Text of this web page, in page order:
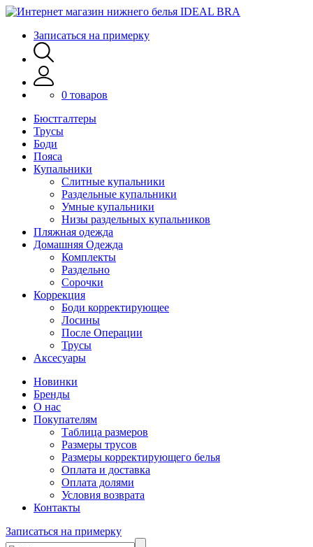
Записаться на примерку
0 товаров
Бюстгалтеры
Трусы
Боди
Пояса
Купальники
Слитные купальники
Раздельные купальники
Умные купальники
Низы раздельных купальников
Пляжная одежда
Домашняя Одежда
Комплекты
Раздельно
Сорочки
Коррекция
Боди корректирующее
Лосины
После Операции
Трусы
Аксесуары
Новинки
Бренды
О нас
Покупателям
Таблица размеров
Размеры трусов
Размеры корректирующего белья
Оплата и доставка
Оплата долями
Условия возврата
Контакты
Записаться на примерку